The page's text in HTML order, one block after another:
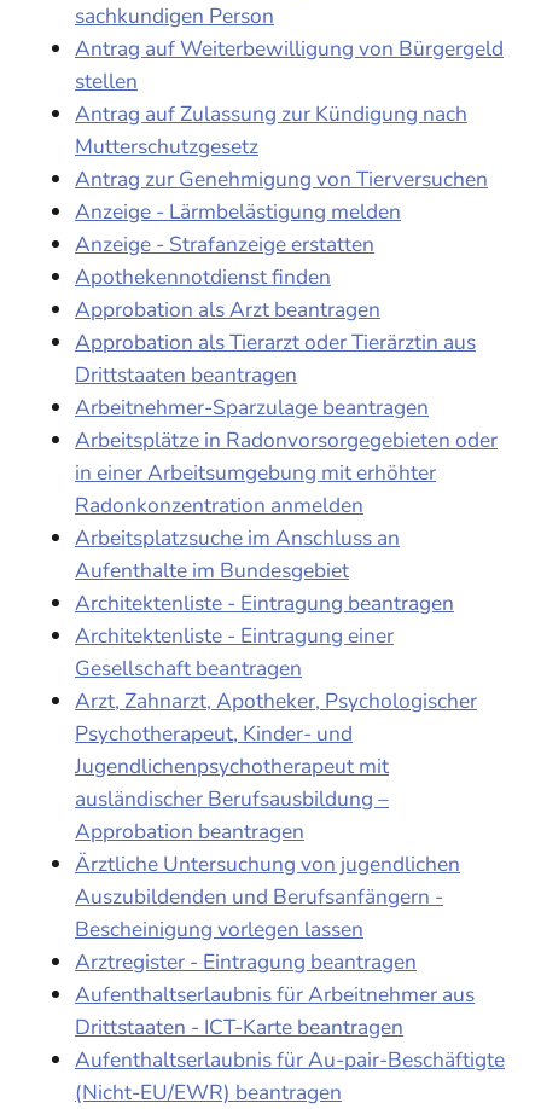
sachkundigen Person
Antrag auf Weiterbewilligung von Bürgergeld
stellen
Antrag auf Zulassung zur Kündigung nach
Mutterschutzgesetz
Antrag zur Genehmigung von Tierversuchen
Anzeige - Lärmbelästigung melden
Anzeige - Strafanzeige erstatten
Apothekennotdienst finden
Approbation als Arzt beantragen
Approbation als Tierarzt oder Tierärztin aus
Drittstaaten beantragen
Arbeitnehmer-Sparzulage beantragen
Arbeitsplätze in Radonvorsorgegebieten oder
in einer Arbeitsumgebung mit erhöhter
Radonkonzentration anmelden
Arbeitsplatzsuche im Anschluss an
Aufenthalte im Bundesgebiet
Architektenliste - Eintragung beantragen
Architektenliste - Eintragung einer
Gesellschaft beantragen
Arzt, Zahnarzt, Apotheker, Psychologischer
Psychotherapeut, Kinder- und
Jugendlichenpsychotherapeut mit
ausländischer Berufsausbildung –
Approbation beantragen
Ärztliche Untersuchung von jugendlichen
Auszubildenden und Berufsanfängern -
Bescheinigung vorlegen lassen
Arztregister - Eintragung beantragen
Aufenthaltserlaubnis für Arbeitnehmer aus
Drittstaaten - ICT-Karte beantragen
Aufenthaltserlaubnis für Au-pair-Beschäftigte
(Nicht-EU/EWR) beantragen